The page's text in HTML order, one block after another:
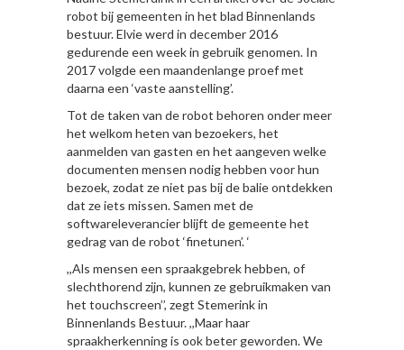
robot bij gemeenten in het blad Binnenlands
bestuur. Elvie werd in december 2016
gedurende een week in gebruik genomen. In
2017 volgde een maandenlange proef met
daarna een ‘vaste aanstelling’.
Tot de taken van de robot behoren onder meer
het welkom heten van bezoekers, het
aanmelden van gasten en het aangeven welke
documenten mensen nodig hebben voor hun
bezoek, zodat ze niet pas bij de balie ontdekken
dat ze iets missen. Samen met de
softwareleverancier blijft de gemeente het
gedrag van de robot ‘finetunen’. ‘
,,Als mensen een spraakgebrek hebben, of
slechthorend zijn, kunnen ze gebruikmaken van
het touchscreen’’, zegt Stemerink in
Binnenlands Bestuur. ,,Maar haar
spraakherkenning is ook beter geworden. We